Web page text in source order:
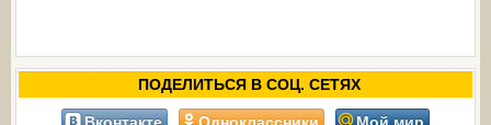
ПОДЕЛИТЬСЯ В СОЦ. СЕТЯХ
Вконтакте Одноклассники Мой мир